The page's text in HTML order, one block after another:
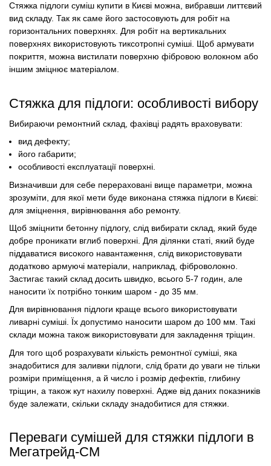
Стяжка підлоги суміш купити в Києві можна, вибравши литтєвий
вид складу. Так як саме його застосовують для робіт на
горизонтальних поверхнях. Для робіт на вертикальних
поверхнях використовують тиксотропні суміші. Щоб армувати
покриття, можна вистилати поверхню фібровою волокном або
іншим зміцнює матеріалом.
Стяжка для підлоги: особливості вибору
Вибираючи ремонтний склад, фахівці радять враховувати:
вид дефекту;
його габарити;
особливості експлуатації поверхні.
Визначивши для себе перераховані вище параметри, можна
зрозуміти, для якої мети буде виконана стяжка підлоги в Києві:
для зміцнення, вирівнювання або ремонту.
Щоб зміцнити бетонну підлогу, слід вибирати склад, який буде
добре проникати вглиб поверхні. Для ділянки статі, який буде
піддаватися високого навантаження, слід використовувати
додатково армуючі матеріали, наприклад, фіброволокно.
Застигає такий склад досить швидко, всього 5-7 годин, але
наносити їх потрібно тонким шаром - до 35 мм.
Для вирівнювання підлоги краще всього використовувати
ливарні суміші. Їх допустимо наносити шаром до 100 мм. Такі
склади можна також використовувати для закладення тріщин.
Для того щоб розрахувати кількість ремонтної суміші, яка
знадобитися для заливки підлоги, слід брати до уваги не тільки
розміри приміщення, а й число і розмір дефектів, глибину
тріщин, а також кут нахилу поверхні. Адже від даних показників
буде залежати, скільки складу знадобитися для стяжки.
Переваги сумішей для стяжки підлоги в
Мегатрейд-СМ